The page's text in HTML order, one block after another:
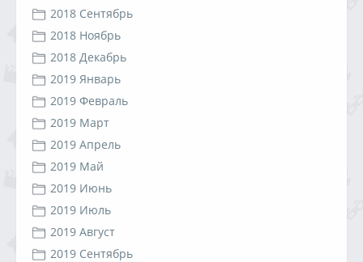
2018 Сентябрь
2018 Ноябрь
2018 Декабрь
2019 Январь
2019 Февраль
2019 Март
2019 Апрель
2019 Май
2019 Июнь
2019 Июль
2019 Август
2019 Сентябрь